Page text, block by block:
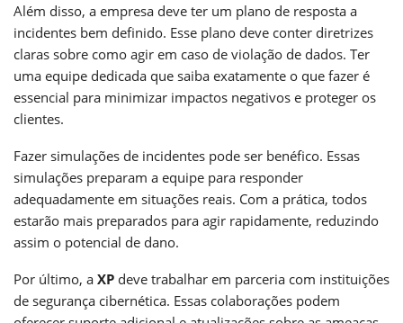
Além disso, a empresa deve ter um plano de resposta a
incidentes bem definido. Esse plano deve conter diretrizes
claras sobre como agir em caso de violação de dados. Ter
uma equipe dedicada que saiba exatamente o que fazer é
essencial para minimizar impactos negativos e proteger os
clientes.
Fazer simulações de incidentes pode ser benéfico. Essas
simulações preparam a equipe para responder
adequadamente em situações reais. Com a prática, todos
estarão mais preparados para agir rapidamente, reduzindo
assim o potencial de dano.
Por último, a XP deve trabalhar em parceria com instituições
de segurança cibernética. Essas colaborações podem